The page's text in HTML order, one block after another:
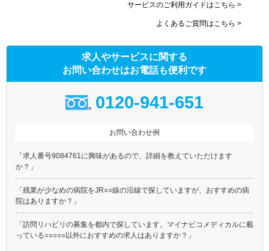
サービスのご利用ガイドはこちら >
よくあるご質問はこちら >
求人やサービスに関する
お問い合わせはお電話も便利です
0120-941-651
お問い合わせ例
「求人番号9084761に興味があるので、詳細を教えていただけます
か？」
「残業が少なめの病院をJR○○線の沿線で探していますが、おすすめの病
院はありますか？」
「訪問リハビリの募集を都内で探しています。マイナビコメディカルに載
っている○○○○○以外におすすめの求人はありますか？」